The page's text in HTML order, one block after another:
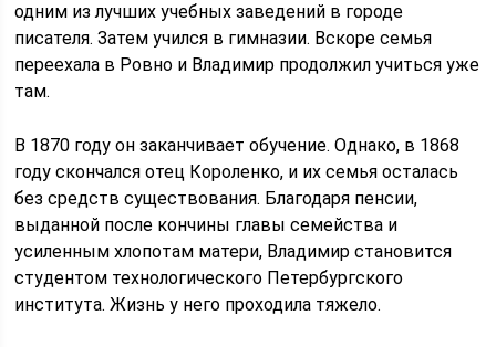
одним из лучших учебных заведений в городе
писателя. Затем учился в гимназии. Вскоре семья
переехала в Ровно и Владимир продолжил учиться уже
там.
В 1870 году он заканчивает обучение. Однако, в 1868
году скончался отец Короленко, и их семья осталась
без средств существования. Благодаря пенсии,
выданной после кончины главы семейства и
усиленным хлопотам матери, Владимир становится
студентом технологического Петербургского
института. Жизнь у него проходила тяжело.